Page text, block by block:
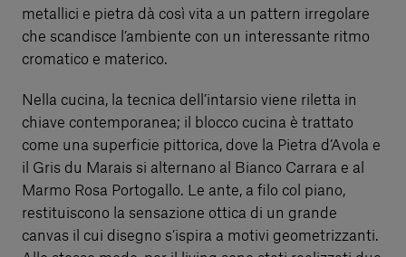
metallici e pietra dà così vita a un pattern irregolare
che scandisce l’ambiente con un interessante ritmo
cromatico e materico.
Nella cucina, la tecnica dell’intarsio viene riletta in
chiave contemporanea; il blocco cucina è trattato
come una superficie pittorica, dove la Pietra d’Avola e
il Gris du Marais si alternano al Bianco Carrara e al
Marmo Rosa Portogallo. Le ante, a filo col piano,
restituiscono la sensazione ottica di un grande
canvas il cui disegno s’ispira a motivi geometrizzanti.